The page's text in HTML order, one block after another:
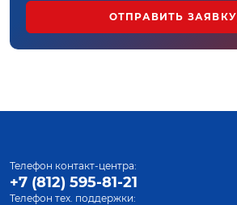
ОТПРАВИТЬ ЗАЯВКУ
Телефон контакт-центра:
+7 (812) 595-81-21
Телефон тех. поддержки: